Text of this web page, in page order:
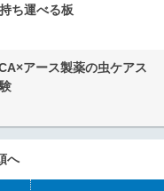
ち運べる板
アース製薬の虫ケアス
へ